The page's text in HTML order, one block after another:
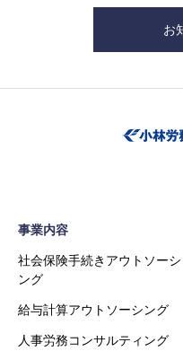
お
事業内容
社会保険手続きアウトソーシ
ング
給与計算アウトソーシング
人事労務コンサルティング